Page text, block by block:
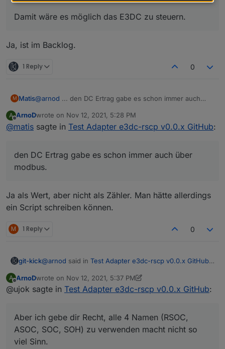
Damit wäre es möglich das E3DC zu steuern.
Ja, ist im Backlog.
1 Reply 0
M Matis@arnod ... den DC Ertrag gabe es schon immer auch
A
Offline
ArnoDwrote on Nov 12, 2021, 5:28 PM
last edited by
@matis sagte in Test Adapter e3dc-rscp v0.0.x GitHub:
den DC Ertrag gabe es schon immer auch über
modbus.
Ja als Wert, aber nicht als Zähler. Man hätte allerdings
ein Script schreiben können.
M 1 Reply 0
git-kick@arnod said in Test Adapter e3dc-rscp v0.0.x GitHub:
Schöner Wohnen:
ASOC auch nicht finden.
...
Schöner Wohnen:
rxhan/RscpGui, dort heißt das Tag (programmintern)
so.
Aber ich gebe dir Recht, alle 4 Namen (RSOC, ASOC,
SOC, SOH) zu verwenden macht nicht so viel Sinn.
AC_REACTIVEPOWER
: [VAr], das nehme ich auf,
danke!
A
Offline
ArnoDwrote on Nov 12, 2021, 5:37 PM
last edited by ArnoDNov 12, 2021, 6:44 PM
@ujok sagte in Test Adapter e3dc-rscp v0.0.x GitHub:
Aber ich gebe dir Recht, alle 4 Namen (RSOC,
ASOC, SOC, SOH) zu verwenden macht nicht so
viel Sinn.